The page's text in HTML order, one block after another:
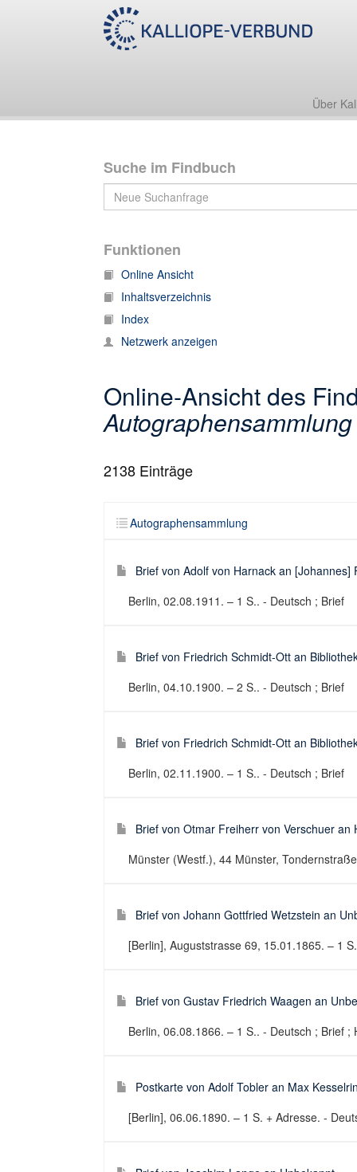
Über
Suche im Findbuch
Funktionen
Online Ansicht
Inhaltsverzeichnis
Index
Netzwerk anzeigen
Online-Ansicht des
Autographensammlung
2138 Einträge
Autographensammlung
Autographensammlung
Brief von Adolf von Harnack an [Johannes]
Berlin, 02.08.1911. – 1 S.. - Deutsch ; Brief
Brief von Friedrich Schmidt-Ott an
Berlin, 04.10.1900. – 2 S.. - Deutsch ; Brief
Brief von Friedrich Schmidt-Ott an
Berlin, 02.11.1900. – 1 S.. - Deutsch ; Brief
Brief von Otmar Freiherr von Verschuer an
Münster (Westf.), 44 Münster,
Brief von Johann Gottfried Wetzstein an
[Berlin], Auguststrasse 69, 15.01.1865. – 1
Brief von Gustav Friedrich Waagen an
Berlin, 06.08.1866. – 1 S.. - Deutsch ; Brief ;
Postkarte von Adolf Tobler an Max
[Berlin], 06.06.1890. – 1 S. + Adresse. -